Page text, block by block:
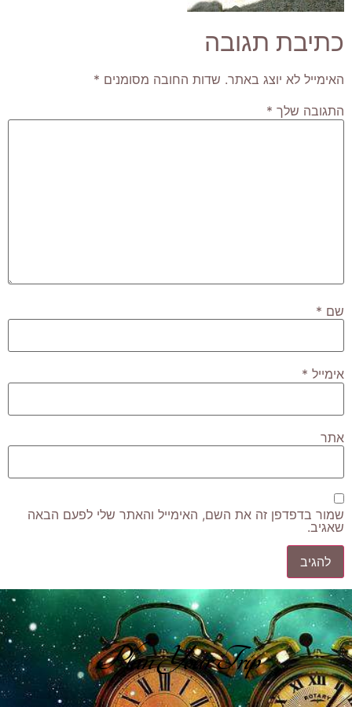
כתיבת תגובה
האימייל לא יוצג באתר. שדות החובה מסומנים *
התגובה שלך *
שם *
אימייל *
אתר
שמור בדפדפן זה את השם, האימייל והאתר שלי לפעם הבאה
שאגיב.
Plan Your Trip